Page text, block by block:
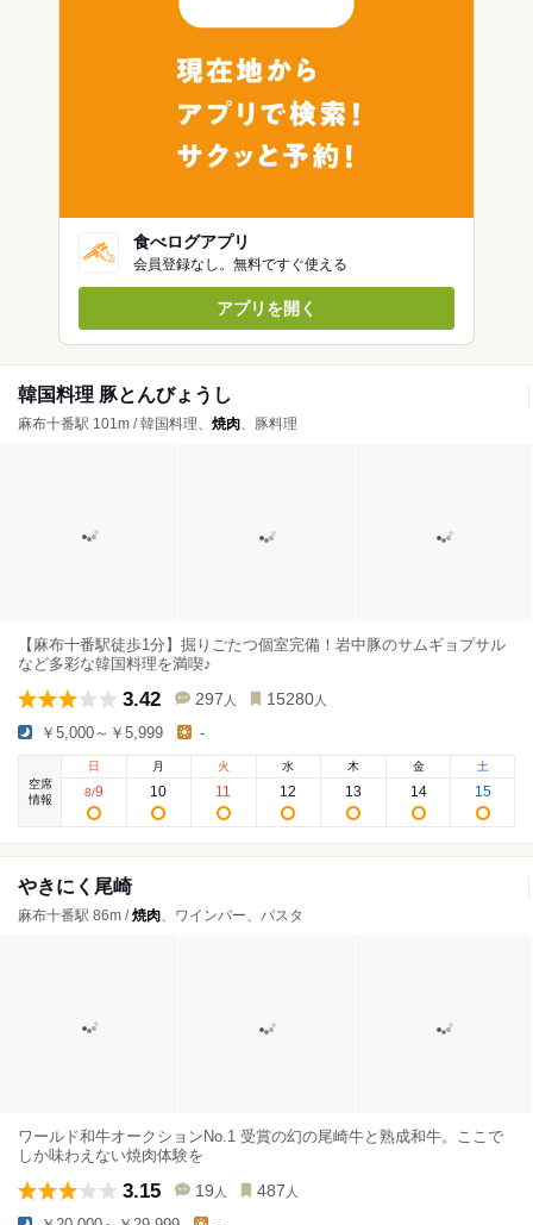
食べログアプリ
会員登録なし。無料ですぐ使える
アプリを開く
韓国料理 豚とんびょうし
麻布十番駅 101m / 韓国料理、 焼肉、豚料理
【麻布十番駅徒歩1分】掘りごたつ個室完備！岩中豚のサムギョプサル
など多彩な韓国料理を満喫♪
3.42 297 人 15280 人
￥5,000～￥5,999 -
空席
情報
日
8/9
月
10
火
11
水
12
木
13
金
14
土
15
やきにく尾崎
麻布十番駅 86m /焼肉、ワインバー、パスタ
ワールド和牛オークションNo.1 受賞の幻の尾崎牛と熟成和牛。ここで
しか味わえない焼肉体験を
3.15 19 人 487 人